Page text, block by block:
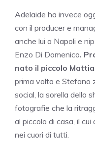
Adelaide ha invece
con il producer e
anche lui a Napoli e
Enzo Di Domenico.
nato il piccolo Mattia
prima volta e Stefano
social, la sorella dello
fotografie che la
al piccolo di casa, il
nei cuori di tutti.